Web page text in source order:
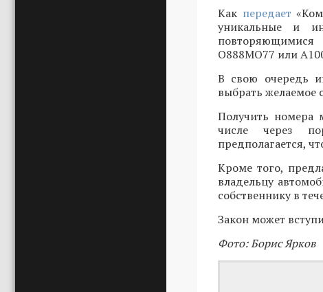
Как передает
уникальные и
О888МО77 или
В свою очередь
выбрать желаемое
Получить номера
числе через
предполагается,
Кроме того,
владельцу
собственнику в
Закон может
Фото: Борис Ярков